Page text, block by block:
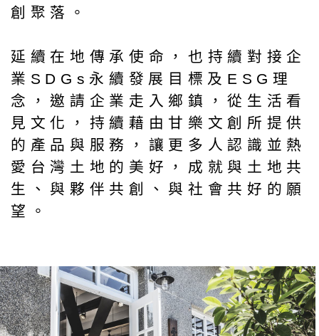
創聚落。
延續在地傳承使命，也持續對接企
業SDGs永續發展目標及ESG理
念，邀請企業走入鄉鎮，從生活看
見文化，持續藉由甘樂文創所提供
的產品與服務，讓更多人認識並熱
愛台灣土地的美好，成就與土地共
生、與夥伴共創、與社會共好的願
望。